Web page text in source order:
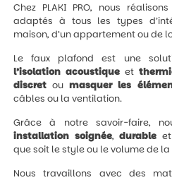
Chez PLAKI PRO, nous
adaptés à tous les types
maison, d’un appartement ou de
Le faux plafond est une
l’isolation acoustique et
discret ou masquer les
câbles ou la ventilation.
Grâce à notre savoir-faire,
installation soignée,durable et
que soit le style ou le volume de la
Nous travaillons avec des